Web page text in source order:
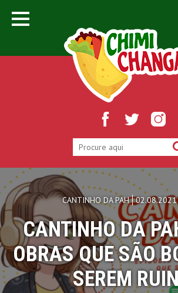
CANTINHO DA PAH 02.08.2021
CANTINHO DA
OBRAS QUE SÃO
SEREM